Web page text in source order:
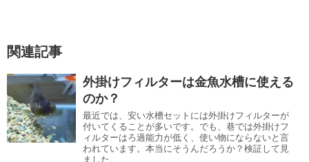
関連記事
外掛けフィルターは金魚水槽に使える
のか？
最近では、安い水槽セットには外掛けフィルターが
付いてくることが多いです。でも、巷では外掛けフ
ィルターはろ過能力が低く、使い物にならないと言
われています。本当にそうんだろうか？検証して見
ました。...